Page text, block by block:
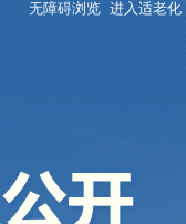
无障碍浏览 进入适老化